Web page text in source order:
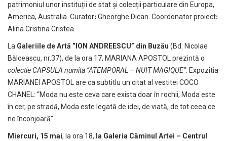
patrimoniul unor instituții de stat și colecții particulare din Europa,
America, Australia. Curatorꓽ Gheorghe Dican. Coordonator proiectꓽ
Alina Cristina Cristea.
La Galeriile de Artă ”ION ANDREESCU” din Buzău (Bd. Nicolae
Bălceascu, nr.37), de la ora 17, MARIANA APOSTOL prezintă o
colectie CAPSULA numita ”ATEMPORAL – NUIT MAGIQUE”. Expozitia
MARIANEI APOSTOL are ca subtitlu un citat al vestitei COCO
CHANEL: “Moda nu este ceva care exista doar în rochii, Moda este
în cer, pe stradă, Moda este legată de idei, de viată, de tot ceea ce
ne înconjoară”.
Miercuri, 15 mai, la ora 18, la Galeria Căminul Artei – Centrul